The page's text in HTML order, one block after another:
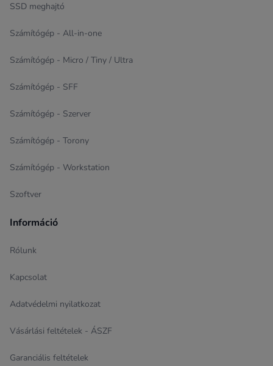
SSD meghajtó
Számítógép - All-in-one
Számítógép - Micro / Tiny / Ultra
Számítógép - SFF
Számítógép - Szerver
Számítógép - Torony
Számítógép - Workstation
Szoftver
Információ
Rólunk
Kapcsolat
Adatvédelmi nyilatkozat
Vásárlási feltételek - ÁSZF
Garanciális feltételek